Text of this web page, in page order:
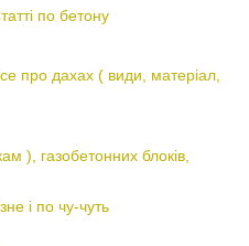
по бетону
про дахах ( види, матеріал,
), газобетонних блоків,
і по чу-чуть